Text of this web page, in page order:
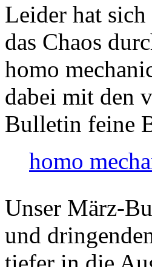
Leider hat
das Chaos
homo
dabei mit den
Bulletin feine
homo
Unser März-
und